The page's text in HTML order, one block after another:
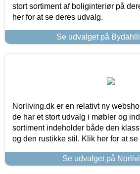
stort sortiment af boliginteriør på
her for at se deres udvalg.
Se udvalget på
Norliving.dk er en relativt ny
de har et stort udvalg i møbler og
sortiment indeholder både den
og den rustikke stil. Klik her for at
Se udvalget på